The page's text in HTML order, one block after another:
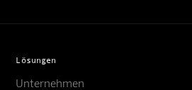
Lösungen
Unternehmen